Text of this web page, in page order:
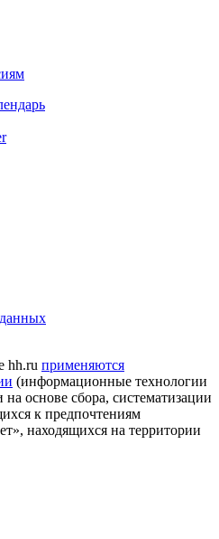
hh.ru применяются
(информационные технологии
основе сбора, систематизации
к предпочтениям
находящихся на территории